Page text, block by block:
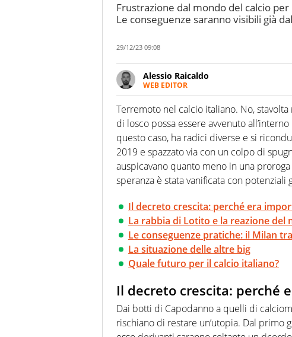
Frustrazione dal mondo del calcio
Le conseguenze saranno visibili già
29/12/23 09:08
Alessio Raicaldo
WEB EDITOR
Un figlio che si chiama Diego e la
quale filo conduttore irrinunciabile
indaga, approfondisce e scandaglia
Terremoto nel calcio italiano. No, stavolta
di losco possa essere avvenuto
questo caso, ha radici diverse e si
2019 e spazzato via con un colpo di
auspicavano quanto meno in una
speranza è stata vanificata con
Il decreto crescita: perché era
La rabbia di Lotito e la reazione del
Le conseguenze pratiche: il Milan
La situazione delle altre big
Quale futuro per il calcio italiano?
Il decreto crescita: perché
Dai botti di Capodanno a quelli di
rischiano di restare un’utopia. Dal